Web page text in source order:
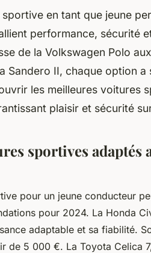
en tant que jeune
performance, sécurité
de la Volkswagen Polo
Sandero II, chaque option
les meilleures voitures
plaisir et sécurité
sportives
pour un jeune conducteur
pour 2024. La Honda
adaptable et sa fiabilité.
de 5 000 €. La Toyota Celica